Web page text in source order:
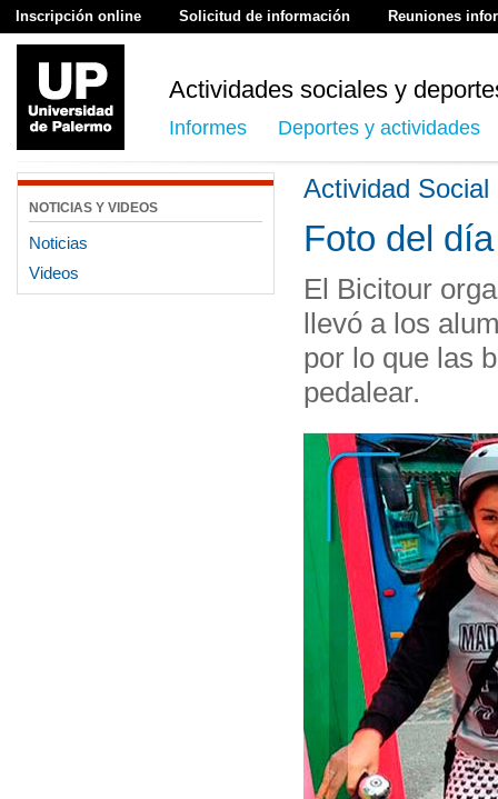
Inscripción online Solicitud de información Reuniones
Actividades sociales y
Informes Deportes y actividades
NOTICIAS Y VIDEOS
Noticias
Videos
Actividad Social
Foto del día
El Bicitour
llevó a los
por lo que las
pedalear.